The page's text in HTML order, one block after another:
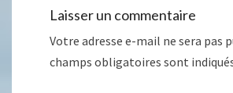
Laisser un commentaire
Votre adresse e-mail ne sera pas
champs obligatoires sont